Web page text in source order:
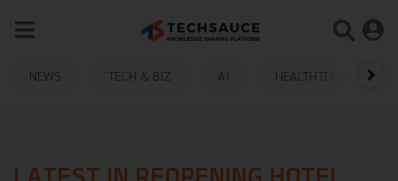
NEWS TECH & BIZ AI HEALTHTECH